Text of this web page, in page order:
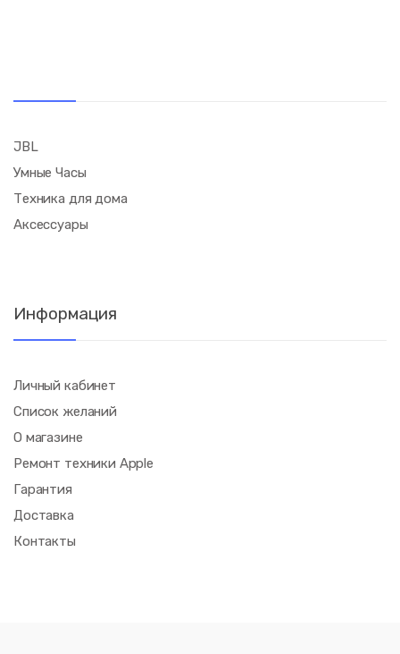
JBL
Умные Часы
Техника для дома
Аксессуары
Информация
Личный кабинет
Список желаний
О магазине
Ремонт техники Apple
Гарантия
Доставка
Контакты